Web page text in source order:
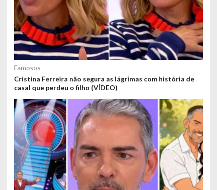
Famosos
Cristina Ferreira não segura as lágrimas com história de
casal que perdeu o filho (VÍDEO)